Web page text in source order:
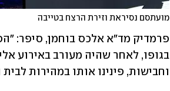
מועתסם נסיראת וזירת הרצח בטייבה
וחבישות, פינינו אותו במהירות